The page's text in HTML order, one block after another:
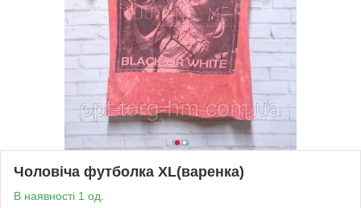
Чоловіча футболка XL(варенка)
В наявності 1 од.